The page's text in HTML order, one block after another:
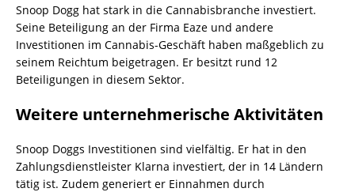
Snoop Dogg hat stark in die Cannabisbranche investiert.
Seine Beteiligung an der Firma Eaze und andere
Investitionen im Cannabis-Geschäft haben maßgeblich zu
seinem Reichtum beigetragen. Er besitzt rund 12
Beteiligungen in diesem Sektor.
Weitere unternehmerische Aktivitäten
Snoop Doggs Investitionen sind vielfältig. Er hat in den
Zahlungsdienstleister Klarna investiert, der in 14 Ländern
tätig ist. Zudem generiert er Einnahmen durch